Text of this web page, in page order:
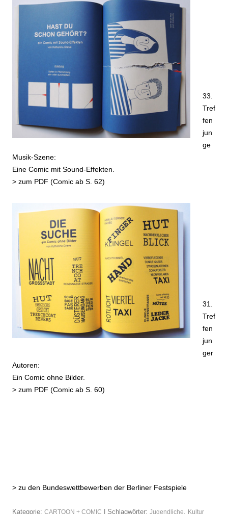
33.
Tref
fen
jun
ge
Musik-Szene:
Eine Comic mit Sound-Effekten.
> zum PDF (Comic ab S. 62)
31.
Tref
fen
jun
ger
Autoren:
Ein Comic ohne Bilder.
> zum PDF (Comic ab S. 60)
> zu den Bundeswettbewerben der Berliner Festspiele
Kategorie: CARTOON + COMIC | Schlagwörter: Jugendliche Kultur